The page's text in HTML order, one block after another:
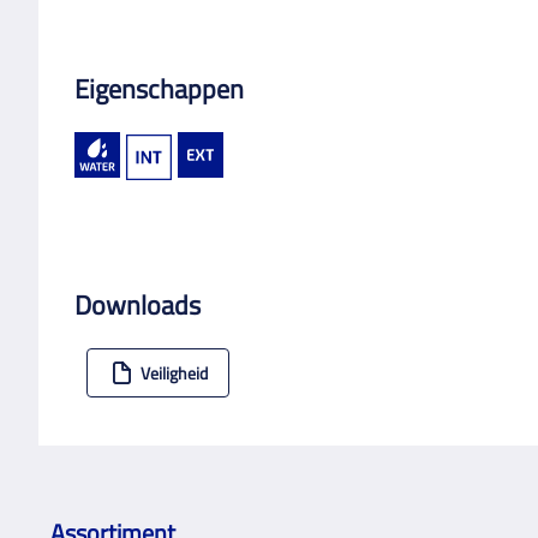
Eigenschappen
Downloads
Veiligheid